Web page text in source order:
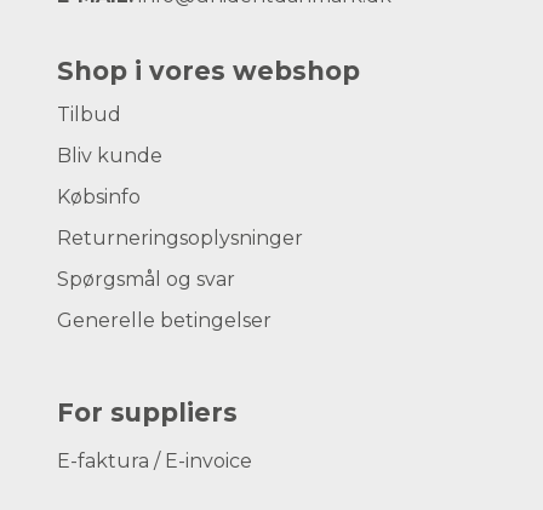
Shop i vores webshop
Tilbud
Bliv kunde
Købsinfo
Returneringsoplysninger
Spørgsmål og svar
Generelle betingelser
For suppliers
E-faktura / E-invoice